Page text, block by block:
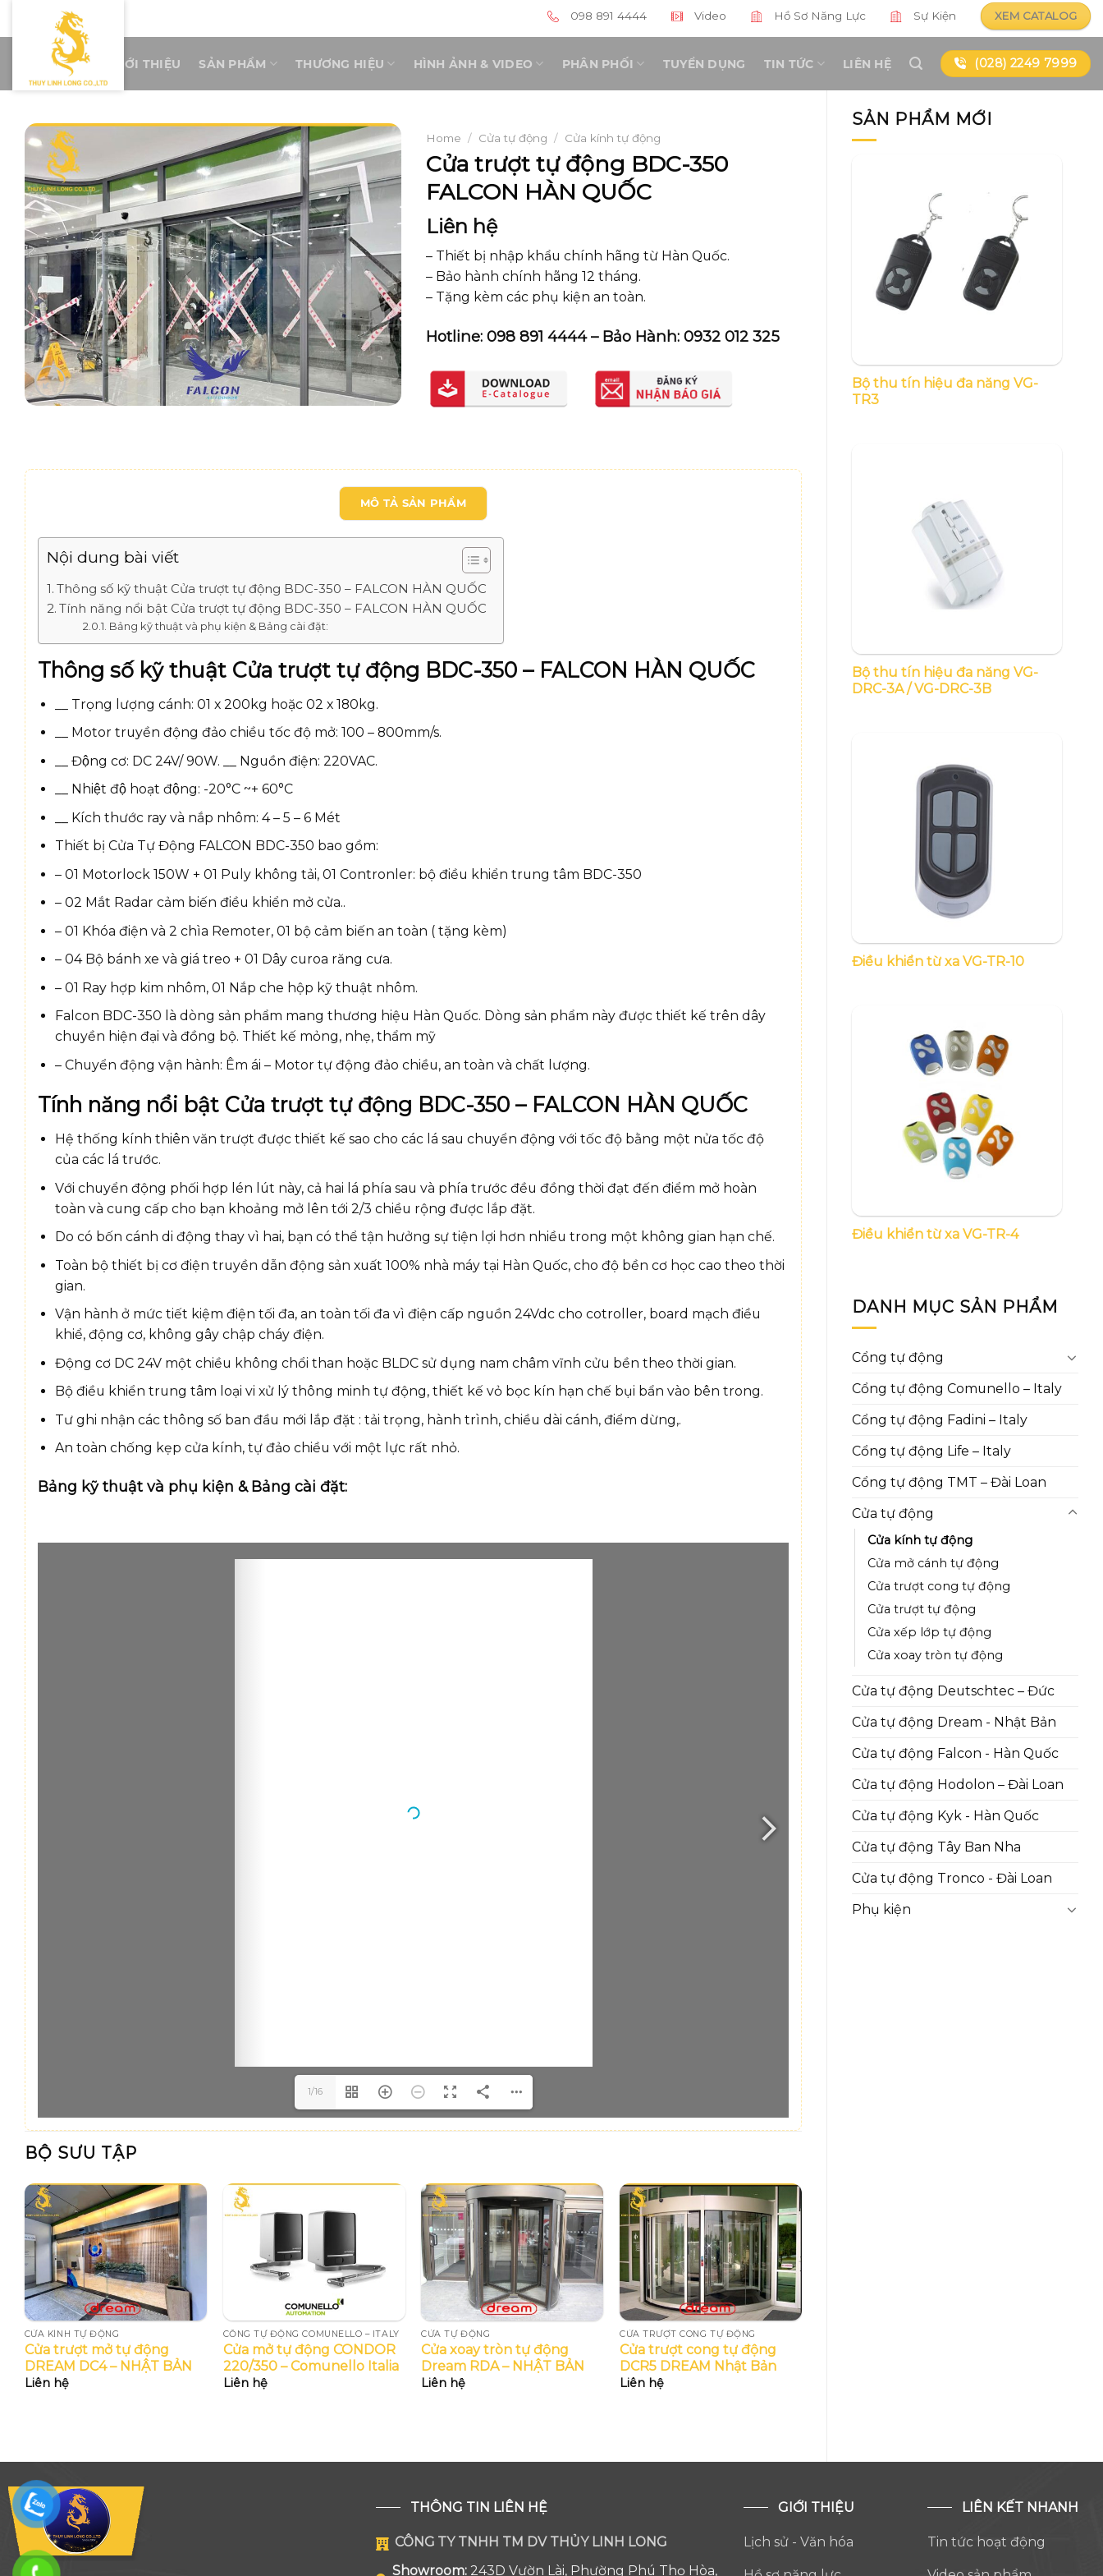
content
098 891 4444 Video Hồ Sơ Năng Lực Sự Kiện XEM CATALOG
TRANG CHỦ GIỚI THIỆU SẢN PHẨM THƯƠNG HIỆU HÌNH ẢNH & VIDEO PHÂN PHỐI TUYỂN DỤNG TIN TỨC LIÊN HỆ (028) 2249 7999
SẢN PHẨM MỚI
Bộ thu tín hiệu đa năng VG-
TR3
Bộ thu tín hiệu đa năng VG-
DRC-3A / VG-DRC-3B
Điều khiển từ xa VG-TR-10
Điều khiển từ xa VG-TR-4
DANH MỤC SẢN PHẨM
Cổng tự động
Cổng tự động Comunello – Italy
Cổng tự động Fadini – Italy
Cổng tự động Life – Italy
Cổng tự động TMT – Đài Loan
Cửa tự động
Cửa kính tự động
Cửa mở cánh tự động
Cửa trượt cong tự động
Cửa trượt tự động
Cửa xếp lớp tự động
Cửa xoay tròn tự động
Cửa tự động Deutschtec – Đức
Cửa tự động Dream - Nhật Bản
Cửa tự động Falcon - Hàn Quốc
Cửa tự động Hodolon – Đài Loan
Cửa tự động Kyk - Hàn Quốc
Cửa tự động Tây Ban Nha
Cửa tự động Tronco - Đài Loan
Phụ kiện
Home / Cửa tự động / Cửa kính tự động
Cửa trượt tự động BDC-350
FALCON HÀN QUỐC
Liên hệ
– Thiết bị nhập khẩu chính hãng từ Hàn Quốc.
– Bảo hành chính hãng 12 tháng.
– Tặng kèm các phụ kiện an toàn.
Hotline: 098 891 4444 – Bảo Hành: 0932 012 325
MÔ TẢ SẢN PHẨM
Nội dung bài viết
Thông số kỹ thuật Cửa trượt tự động BDC-350 – FALCON HÀN QUỐC
Tính năng nổi bật Cửa trượt tự động BDC-350 – FALCON HÀN QUỐC
Bảng kỹ thuật và phụ kiện & Bảng cài đặt:
Thông số kỹ thuật Cửa trượt tự động BDC-350 – FALCON HÀN QUỐC
__ Trọng lượng cánh: 01 x 200kg hoặc 02 x 180kg.
__ Motor truyền động đảo chiều tốc độ mở: 100 – 800mm/s.
__ Động cơ: DC 24V/ 90W. __ Nguồn điện: 220VAC.
__ Nhiệt độ hoạt động: -20°C ~+ 60°C
__ Kích thước ray và nắp nhôm: 4 – 5 – 6 Mét
Thiết bị Cửa Tự Động FALCON BDC-350 bao gồm:
– 01 Motorlock 150W + 01 Puly không tải, 01 Contronler: bộ điều khiển trung tâm BDC-350
– 02 Mắt Radar cảm biến điều khiển mở cửa..
– 01 Khóa điện và 2 chìa Remoter, 01 bộ cảm biến an toàn ( tặng kèm)
– 04 Bộ bánh xe và giá treo + 01 Dây curoa răng cưa.
– 01 Ray hợp kim nhôm, 01 Nắp che hộp kỹ thuật nhôm.
Falcon BDC-350 là dòng sản phẩm mang thương hiệu Hàn Quốc. Dòng sản phẩm này được thiết kế trên dây
chuyền hiện đại và đồng bộ. Thiết kế mỏng, nhẹ, thẩm mỹ
– Chuyển động vận hành: Êm ái – Motor tự động đảo chiều, an toàn và chất lượng.
Tính năng nổi bật Cửa trượt tự động BDC-350 – FALCON HÀN QUỐC
Hệ thống kính thiên văn trượt được thiết kế sao cho các lá sau chuyển động với tốc độ bằng một nửa tốc độ
của các lá trước.
Với chuyển động phối hợp lén lút này, cả hai lá phía sau và phía trước đều đồng thời đạt đến điểm mở hoàn
toàn và cung cấp cho bạn khoảng mở lên tới 2/3 chiều rộng được lắp đặt.
Do có bốn cánh di động thay vì hai, bạn có thể tận hưởng sự tiện lợi hơn nhiều trong một không gian hạn chế.
Toàn bộ thiết bị cơ điện truyền dẫn động sản xuất 100% nhà máy tại Hàn Quốc, cho độ bền cơ học cao theo thời
gian.
Vận hành ở mức tiết kiệm điện tối đa, an toàn tối đa vì điện cấp nguồn 24Vdc cho cotroller, board mạch điều
khiể, động cơ, không gây chập cháy điện.
Động cơ DC 24V một chiều không chổi than hoặc BLDC sử dụng nam châm vĩnh cửu bền theo thời gian.
Bộ điều khiển trung tâm loại vi xử lý thông minh tự động, thiết kế vỏ bọc kín hạn chế bụi bẩn vào bên trong.
Tư ghi nhận các thông số ban đầu mới lắp đặt : tải trọng, hành trình, chiều dài cánh, điểm dừng,.
An toàn chống kẹp cửa kính, tự đảo chiều với một lực rất nhỏ.
Bảng kỹ thuật và phụ kiện & Bảng cài đặt:
1/16
BỘ SƯU TẬP
CỬA KÍNH TỰ ĐỘNG
Cửa trượt mở tự động
DREAM DC4 – NHẬT BẢN
Liên hệ
CỔNG TỰ ĐỘNG COMUNELLO – ITALY
Cửa mở tự động CONDOR
220/350 – Comunello Italia
Liên hệ
CỬA TỰ ĐỘNG
Cửa xoay tròn tự động
Dream RDA – NHẬT BẢN
Liên hệ
CỬA TRƯỢT CONG TỰ ĐỘNG
Cửa trượt cong tự động
DCR5 DREAM Nhật Bản
Liên hệ
THÔNG TIN LIÊN HỆ
CÔNG TY TNHH TM DV THỦY LINH LONG
Showroom:243D Vườn Lài, Phường Phú Thọ Hòa,
GIỚI THIỆU
Lịch sử - Văn hóa
LIÊN KẾT NHANH
Tin tức hoạt động